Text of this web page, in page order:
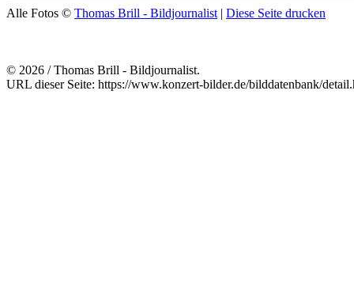
Alle Fotos © Thomas Brill - Bildjournalist | Diese Seite drucken
© 2026 / Thomas Brill - Bildjournalist.
URL dieser Seite: https://www.konzert-bilder.de/bilddatenbank/